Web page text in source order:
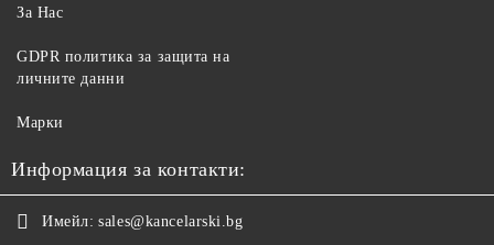
За Нас
GDPR политика за защита на
личните данни
Марки
Информация за контакти:
Имейл: sales@kancelarski.bg